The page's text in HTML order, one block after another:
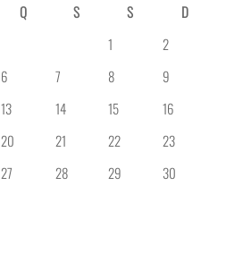
Q S S
D
1
2
6 7 8
9
13 14 15
16
20 21 22
23
27 28 29
30